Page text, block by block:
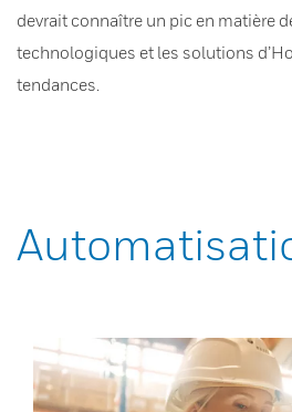
devrait connaître un pic en matière
technologiques et les solutions
tendances.